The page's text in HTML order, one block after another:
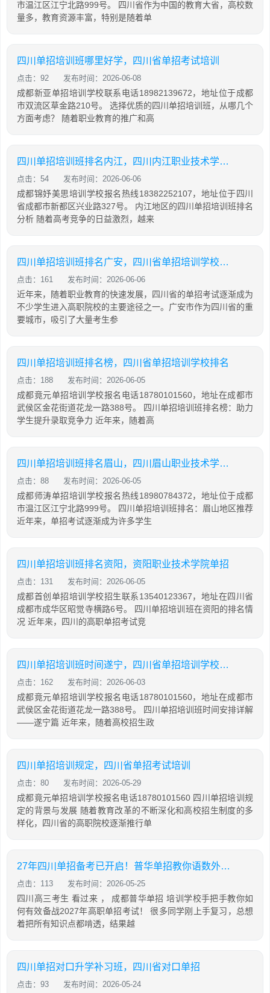
市温江区江宁北路999号。 四川省作为中国的教育大省，高校数
量多，教育资源丰富，特别是随着单
四川单招培训班哪里好学，四川省单招考试培训
点击：92 发布时间：2026-06-08
成都新亚单招培训学校联系电话18982139672，地址位于成都
市双流区草金路210号。 选择优质的四川单招培训班，从哪几个
方面考虑？ 随着职业教育的推广和高
四川单招培训班排名内江，四川内江职业技术学校单招
点击：54 发布时间：2026-06-06
成都锦妤美思培训学校报名热线18382252107，地址位于四川
省成都市新都区兴业路327号。 内江地区的四川单招培训班排名
分析 随着高考竞争的日益激烈，越来
四川单招培训班排名广安，四川省单招培训学校排名
点击：161 发布时间：2026-06-06
近年来，随着职业教育的快速发展，四川省的单招考试逐渐成为
不少学生进入高职院校的主要途径之一。广安市作为四川省的重
要城市，吸引了大量考生参
四川单招培训班排名榜，四川省单招培训学校排名
点击：188 发布时间：2026-06-05
成都竟元单招培训学校报名电话18780101560，地址在成都市
武侯区金花街道花龙一路388号。 四川单招培训班排名榜：助力
学生提升录取竞争力 近年来，随着高
四川单招培训班排名眉山，四川眉山职业技术学院单招
点击：88 发布时间：2026-06-05
成都师涛单招培训学校报名热线18980784372，地址位于成都
市温江区江宁北路999号。 四川单招培训班排名：眉山地区推荐
近年来，单招考试逐渐成为许多学生
四川单招培训班排名资阳，资阳职业技术学院单招
点击：131 发布时间：2026-06-05
成都首创单招培训学校招生联系13540123367，地址在四川省
成都市成华区昭觉寺横路6号。 四川单招培训班在资阳的排名情
况 近年来，四川的高职单招考试竞
四川单招培训班时间遂宁，四川省单招培训学校排名
点击：162 发布时间：2026-06-03
成都竟元单招培训学校报名电话18780101560，地址在成都市
武侯区金花街道花龙一路388号。 四川单招培训班时间安排详解
——遂宁篇 近年来，随着高校招生政
四川单招培训规定，四川省单招考试培训
点击：80 发布时间：2026-05-29
成都竟元单招培训学校报名电话18780101560 四川单招培训规
定的背景与发展 随着教育改革的不断深化和高校招生制度的多
样化，四川省的高职院校逐渐推行单
27年四川单招备考已开启！普华单招教你语数外，通用信息技术如何有效备考
点击：113 发布时间：2026-05-25
四川高三考生 看过来 ， 成都普华单招 培训学校手把手教你如
何有效备战2027年高职单招考试！ 很多同学刚上手复习，总想
着把所有知识点都啃透，结果越
四川单招对口升学补习班，四川省对口单招
点击：93 发布时间：2026-05-24